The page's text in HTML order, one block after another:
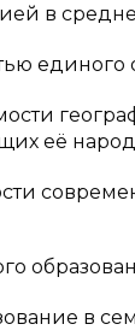
в
её
в